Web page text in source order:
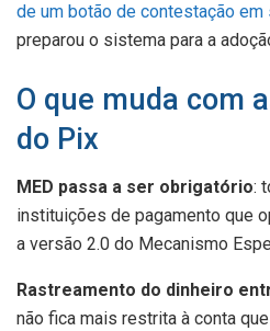
de um botão de contestação
preparou o sistema para a
O que muda com
do Pix
MED passa a ser obrigatório:
instituições de pagamento que
a versão 2.0 do Mecanismo
Rastreamento do dinheiro
não fica mais restrita à conta